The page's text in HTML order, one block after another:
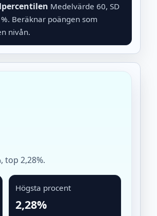
Medelvärde 60, SD
Beräknar poängen som
nivån.
top 2,28%.
Högsta procent
2,28%